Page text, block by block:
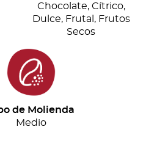
Chocolate, Cítrico,
Dulce, Frutal, Frutos
Secos
de Molienda
Medio